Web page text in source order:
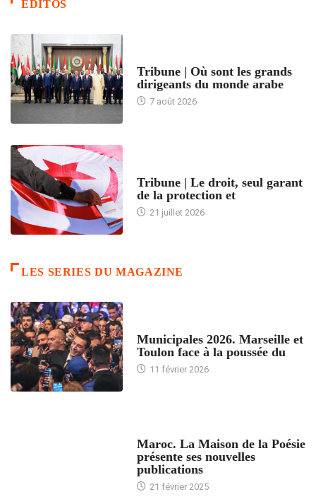
EDITOS
Tribune | Où sont les grands
dirigeants du monde arabe
7 août 2026
Tribune | Le droit, seul garant
de la protection et
21 juillet 2026
LES SERIES DU MAGAZINE
Municipales 2026. Marseille et
Toulon face à la poussée du
11 février 2026
Maroc. La Maison de la Poésie
présente ses nouvelles
publications
21 février 2025